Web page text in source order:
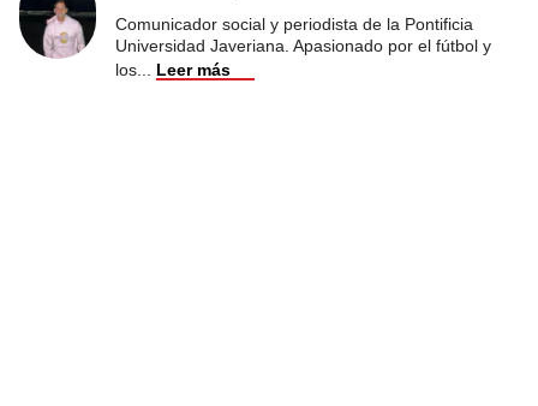
Comunicador social y periodista de la Pontificia
Universidad Javeriana. Apasionado por el fútbol y
los
Leer más